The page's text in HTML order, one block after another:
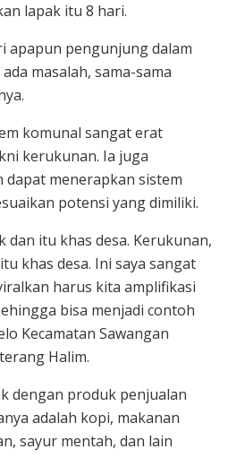
lapak itu 8 hari.
apapun pengunjung dalam
masalah, sama-sama
komunal sangat erat
kerukunan. Ia juga
dapat menerapkan sistem
potensi yang dimiliki.
dan itu khas desa. Kerukunan,
khas desa. Ini saya sangat
harus kita amplifikasi
bisa menjadi contoh
Kecamatan Sawangan
Halim.
dengan produk penjualan
adalah kopi, makanan
sayur mentah, dan lain